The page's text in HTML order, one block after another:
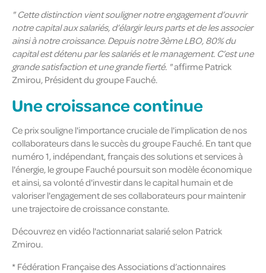
" Cette distinction vient souligner notre engagement d’ouvrir
notre capital aux salariés, d’élargir leurs parts et de les associer
ainsi à notre croissance. Depuis notre 3ème LBO, 80% du
capital est détenu par les salariés et le management. C’est une
grande satisfaction et une grande fierté. "affirme Patrick
Zmirou, Président du groupe Fauché.
Une croissance continue
Ce prix souligne l'importance cruciale de l'implication de nos
collaborateurs dans le succès du groupe Fauché. En tant que
numéro 1, indépendant, français des solutions et services à
l'énergie, le groupe Fauché poursuit son modèle économique
et ainsi, sa volonté d'investir dans le capital humain et de
valoriser l'engagement de ses collaborateurs pour maintenir
une trajectoire de croissance constante.
Découvrez en vidéo l'actionnariat salarié selon Patrick
Zmirou.
* Fédération Française des Associations d’actionnaires